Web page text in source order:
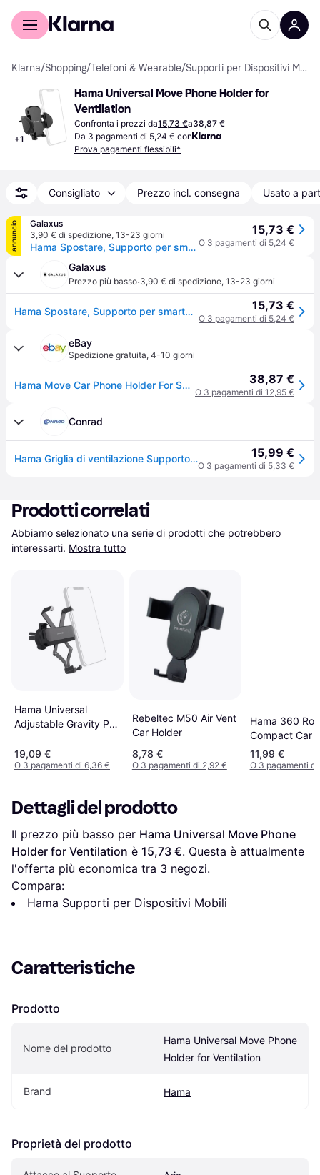
Per il tuo shopping
Klarna/Shopping/Telefoni & Wearable/ Supporti per Dispositivi Mobili
+1
Hama Universal Move Phone Holder for
Ventilation
Confronta i prezzi da15,73 €a38,87 €
Da 3 pagamenti di 5,24 € con
Prova pagamenti flessibili*
Consigliato Prezzo incl. consegna Usato a
annuncio
Galaxus
3,90 € di spedizione, 13-23 giorni
Hama Spostare, Supporto per smartphone, Nero
15,73 €
O 3 pagamenti di 5,24 €
Galaxus
Prezzo più basso·3,90 € di spedizione, 13-23 giorni
Hama Spostare, Supporto per smartphone, Nero 15,73 €
O 3 pagamenti di 5,24 €
eBay
Spedizione gratuita, 4-10 giorni
Hama Move Car Phone Holder For Smartphones Width 4.5 To 9 Cm, Clip Air Vent Atta 38,87 €
O 3 pagamenti di 12,95 €
Conrad
Hama Griglia di ventilazione Supporto cellulare per auto 45 - 90 mm 15,99 €
O 3 pagamenti di 5,33 €
Prodotti correlati
Abbiamo selezionato una serie di prodotti che potrebbero
interessarti. Mostra tutto
Hama Universal
Adjustable Gravity Pro
Holder
19,09 €
O 3 pagamenti di 6,36 €
Rebeltec M50 Air Vent
Car Holder
8,78 €
O 3 pagamenti di 2,92 €
Hama 360
Compact Car
Phone Holder
11,99 €
O 3 pagamenti
Dettagli del prodotto
Il prezzo più basso per Hama Universal Move Phone
Holder for Ventilation è 15,73 €. Questa è attualmente
l'offerta più economica tra 3 negozi.
Compara:
Hama Supporti per Dispositivi Mobili
Caratteristiche
Prodotto
Nome del prodotto
Hama Universal Move Phone
Holder for Ventilation
Brand Hama
Proprietà del prodotto